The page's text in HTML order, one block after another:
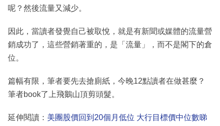
呢？然後流量又減少。
因此，當讀者發覺自己被取悅，就是有新聞或媒體的流量營
銷成功了，這些營銷著重的，是「流量」，而不是閣下的倉
位。
篇幅有限，筆者要先去搶廁紙，今晚12點讀者在做甚麼？
筆者book了上飛鵝山頂剪頭髮。
延伸閱讀： 美團股價回到20個月低位 大行目標價中位數睇